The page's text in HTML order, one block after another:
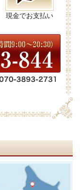
現金でお支払い